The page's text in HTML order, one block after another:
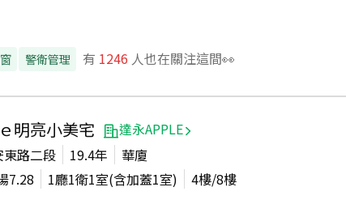
警衛管理 有 1246 人也在關注這間👀
明亮小美宅
達永APPLE
路二段
19.4年
華廈
7.28 1廳1衛1室(含加蓋1室) 4樓/8樓